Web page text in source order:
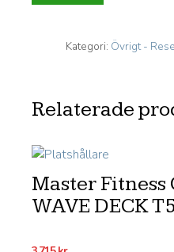
Kategori: Övrigt -
Relaterade
Master Fitness
WAVE DECK T5